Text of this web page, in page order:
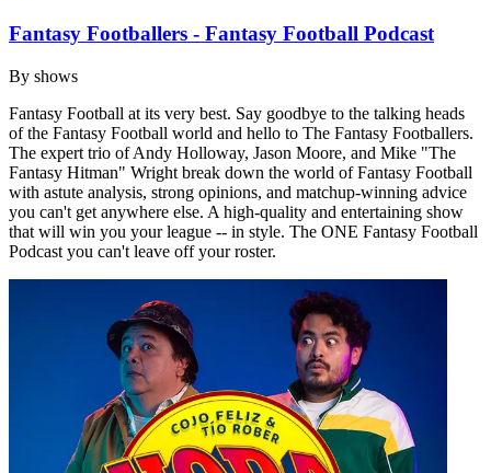
Fantasy Footballers - Fantasy Football Podcast
By shows
Fantasy Football at its very best. Say goodbye to the talking heads
of the Fantasy Football world and hello to The Fantasy Footballers.
The expert trio of Andy Holloway, Jason Moore, and Mike "The
Fantasy Hitman" Wright break down the world of Fantasy Football
with astute analysis, strong opinions, and matchup-winning advice
you can't get anywhere else. A high-quality and entertaining show
that will win you your league -- in style. The ONE Fantasy Football
Podcast you can't leave off your roster.